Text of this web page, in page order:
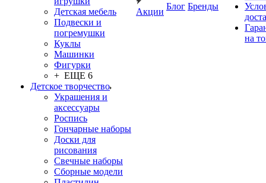
Детская мебель
Подвески и
погремушки
Куклы
Машинки
Фигурки
+ ЕЩЕ 6
Детское творчество
Украшения и
аксессуары
Роспись
Гончарные наборы
Доски для
рисования
Свечные наборы
Сборные модели
Акции
Блог Бренды
на